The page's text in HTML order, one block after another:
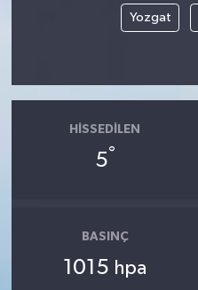
Yozgat
HISSEDILEN
5°
BASINÇ
1015 hpa